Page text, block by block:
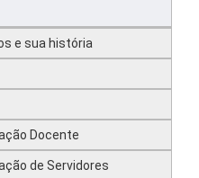
e sua história
Docente
de Servidores